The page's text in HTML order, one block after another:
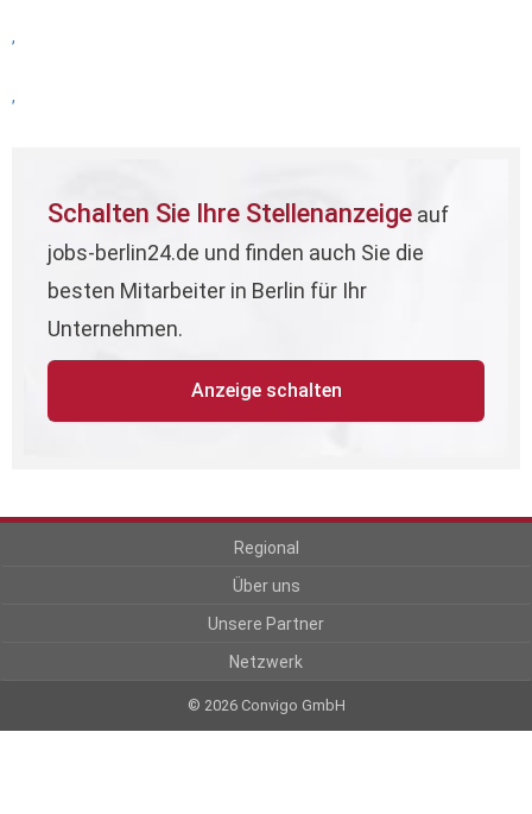
,
,
Schalten Sie Ihre Stellenanzeige auf
jobs-berlin24.de und finden auch Sie die
besten Mitarbeiter in Berlin für Ihr
Unternehmen.
Anzeige schalten
Regional
Über uns
Unsere Partner
Netzwerk
© 2026 Convigo GmbH